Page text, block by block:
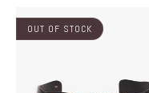
listino
OUT OF STOCK